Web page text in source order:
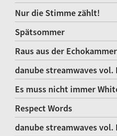
Nur die Stimme zählt!
Spätsommer
Raus aus der Echokammer
danube streamwaves
Es muss nicht immer
Respect Words
danube streamwaves vol.